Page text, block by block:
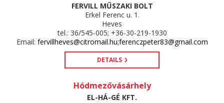
FERVILL MŰSZAKI BOLT
Erkel Ferenc u. 1.
Heves
tel.: 36/545-005; +36-30-219-1930
Email: fervillheves@citromail.hu;ferenczpeter83@gmail.com
DETAILS
Hódmezővásárhely
EL-HÁ-GÉ KFT.